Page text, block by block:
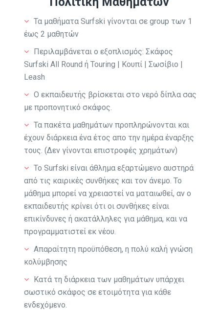
Τα μαθήματα Surfski γίνονται σε group των 1
έως 2 μαθητών
Περιλαμβάνεται ο εξοπλισμός: Σκάφος
Surfski All Round ή Touring | Κουπί| Σωσίβιο |
Leash
Ο εκπαιδευτής βρίσκεται στο νερό δίπλα σας
με προπονητικό σκάφος.
Τα πακέτα μαθημάτων προπληρώνονται και
έχουν διάρκεια ένα έτος απο την ημέρα έναρξης
τους. (Δεν γίνονται επιστροφές χρημάτων)
Το Surfski είναι άθλημα εξαρτώμενο αυστηρά
από τις καιρικές συνθήκες και τον άνεμο. Το
μάθημα μπορεί να χρειαστεί να ματαιωθεί, αν ο
εκπαιδευτής κρίνει ότι οι συνθήκες είναι
επικίνδυνες ή ακατάλληλες για μάθημα, και να
προγραμματιστεί εκ νέου.
Απαραίτητη προϋπόθεση, η πολύ καλή γνώση
κολύμβησης
Κατά τη διάρκεια των μαθημάτων υπάρχει
σωστικό σκάφος σε ετοιμότητα για κάθε
ενδεχόμενο.